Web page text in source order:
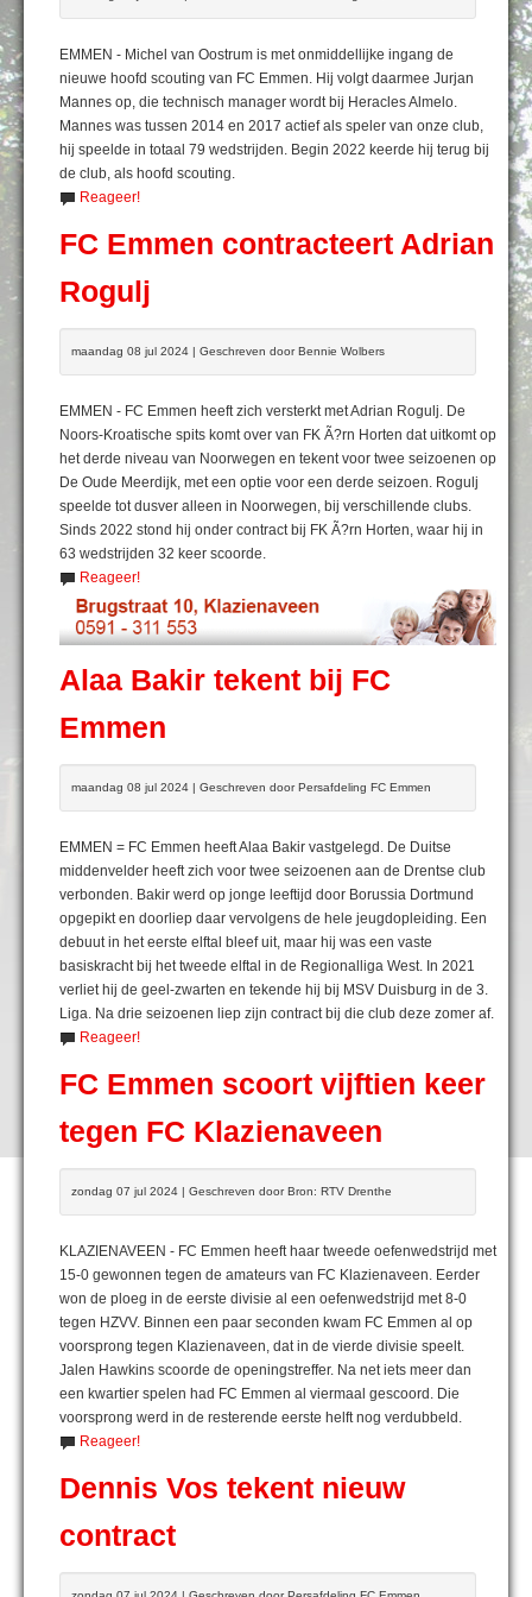
EMMEN - Michel van Oostrum is met onmiddellijke ingang de
nieuwe hoofd scouting van FC Emmen. Hij volgt daarmee Jurjan
Mannes op, die technisch manager wordt bij Heracles Almelo.
Mannes was tussen 2014 en 2017 actief als speler van onze club,
hij speelde in totaal 79 wedstrijden. Begin 2022 keerde hij terug bij
de club, als hoofd scouting.
Reageer!
FC Emmen contracteert Adrian
Rogulj
maandag 08 jul 2024 | Geschreven door Bennie Wolbers
EMMEN - FC Emmen heeft zich versterkt met Adrian Rogulj. De
Noors-Kroatische spits komt over van FK Ã?rn Horten dat uitkomt op
het derde niveau van Noorwegen en tekent voor twee seizoenen op
De Oude Meerdijk, met een optie voor een derde seizoen. Rogulj
speelde tot dusver alleen in Noorwegen, bij verschillende clubs.
Sinds 2022 stond hij onder contract bij FK Ã?rn Horten, waar hij in
63 wedstrijden 32 keer scoorde.
Reageer!
Alaa Bakir tekent bij FC
Emmen
maandag 08 jul 2024 | Geschreven door Persafdeling FC Emmen
EMMEN = FC Emmen heeft Alaa Bakir vastgelegd. De Duitse
middenvelder heeft zich voor twee seizoenen aan de Drentse club
verbonden. Bakir werd op jonge leeftijd door Borussia Dortmund
opgepikt en doorliep daar vervolgens de hele jeugdopleiding. Een
debuut in het eerste elftal bleef uit, maar hij was een vaste
basiskracht bij het tweede elftal in de Regionalliga West. In 2021
verliet hij de geel-zwarten en tekende hij bij MSV Duisburg in de 3.
Liga. Na drie seizoenen liep zijn contract bij die club deze zomer af.
Reageer!
FC Emmen scoort vijftien keer
tegen FC Klazienaveen
zondag 07 jul 2024 | Geschreven door Bron: RTV Drenthe
KLAZIENAVEEN - FC Emmen heeft haar tweede oefenwedstrijd met
15-0 gewonnen tegen de amateurs van FC Klazienaveen. Eerder
won de ploeg in de eerste divisie al een oefenwedstrijd met 8-0
tegen HZVV. Binnen een paar seconden kwam FC Emmen al op
voorsprong tegen Klazienaveen, dat in de vierde divisie speelt.
Jalen Hawkins scoorde de openingstreffer. Na net iets meer dan
een kwartier spelen had FC Emmen al viermaal gescoord. Die
voorsprong werd in de resterende eerste helft nog verdubbeld.
Reageer!
Dennis Vos tekent nieuw
contract